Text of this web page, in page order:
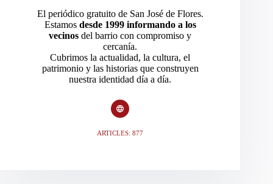
El periódico gratuito de San José de Flores.
Estamos desde 1999 informando a los
vecinos del barrio con compromiso y
cercanía.
Cubrimos la actualidad, la cultura, el
patrimonio y las historias que construyen
nuestra identidad día a día.
ARTICLES: 877